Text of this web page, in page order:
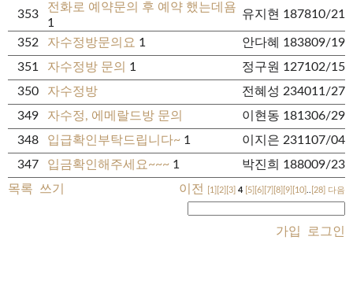
353
전화로 예약문의 후 예약 했는데욤
1
유지현 187810/21
352 자수정방문의요 1 안다혜 183809/19
351
자수정방 문의 1 정구원 1271 02/15
350
자수정방 전혜성 234011/27
349
자수정, 에메랄드방 문의 이현동 181306/29
348
입급확인부탁드립니다~ 1 이지은 2311 07/04
347
입금확인해주세요~~~ 1 박진희 188009/23
목록
쓰기 이전 [1] [2] [3] 4 [5] [6] [7] [8] [9] [10] [28] 다음
가입 로그인